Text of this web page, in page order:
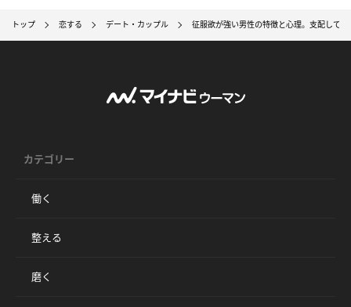
トップ 恋する デート・カップル 征服欲が強い男性の特徴と心理。支配して
カテゴリー
働く
整える
磨く